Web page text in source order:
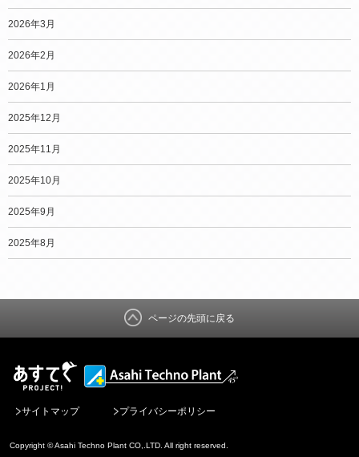
2026年3月
2026年2月
2026年1月
2025年12月
2025年11月
2025年10月
2025年9月
2025年8月
ページの先頭に戻る
サイトマップ プライバシーポリシー
Copyright © Asahi Techno Plant CO,.LTD. All right reserved.